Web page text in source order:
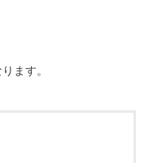
ます。